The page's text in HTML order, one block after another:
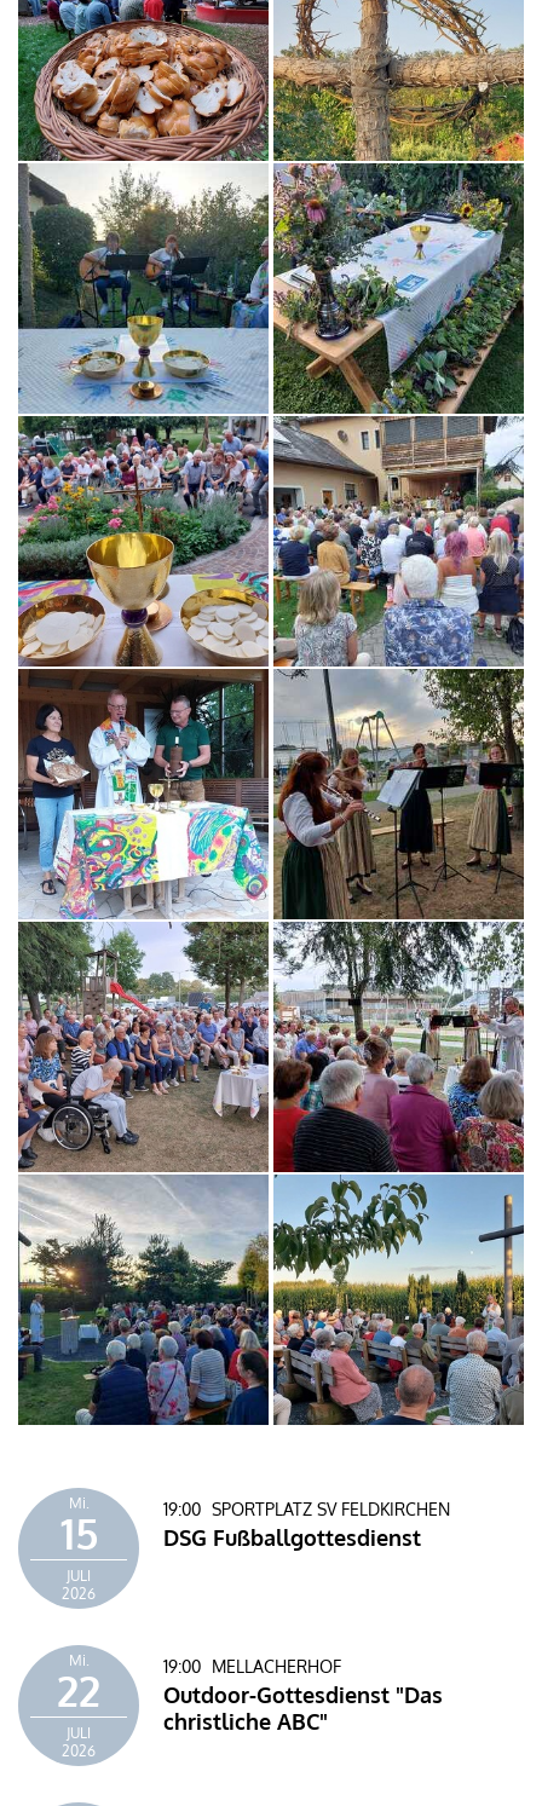
Mi.
15
JULI
2026
19:00 SPORTPLATZ SV FELDKIRCHEN
DSG Fußballgottesdienst
Mi.
22
JULI
2026
19:00 MELLACHERHOF
Outdoor-Gottesdienst "Das
christliche ABC"